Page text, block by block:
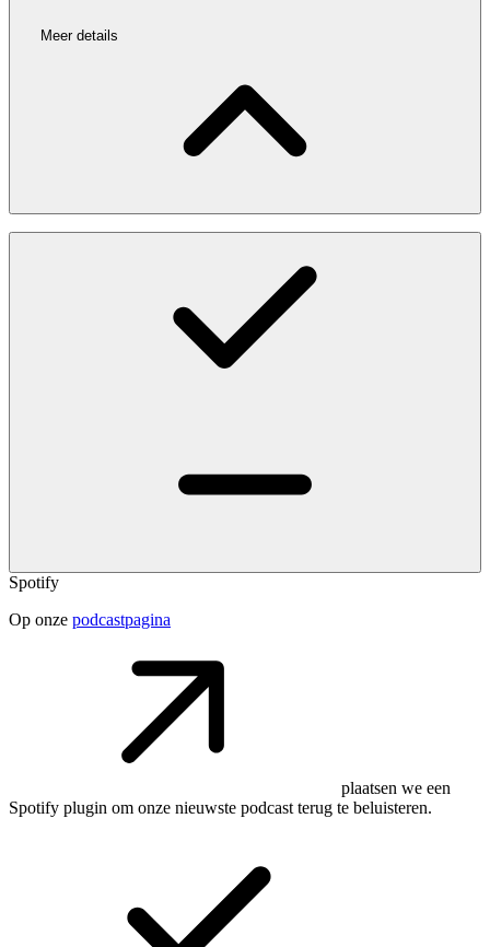
Meer details
Spotify
Op onze podcastpagina
plaatsen we een
Spotify plugin om onze nieuwste podcast terug te beluisteren.